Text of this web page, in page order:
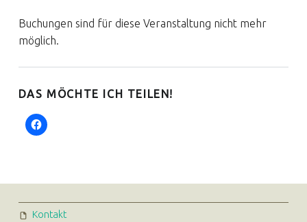
Buchungen sind für diese Veranstaltung nicht mehr
möglich.
DAS MÖCHTE ICH TEILEN!
FOOTER SIDEBAR
Kontakt